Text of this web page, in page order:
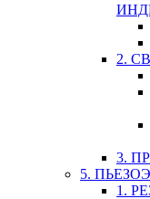
2.
3.
5.
1.